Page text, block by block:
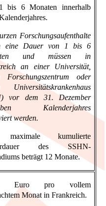
bis 6 Monaten innerhalb
Forschungsaufenthalte
eine Dauer von 1 bis 6
und müssen in
an einer Universität,
Forschungszentrum oder
Universitätskrankenhaus
vor dem 31. Dezember
Kalenderjahres
werden.
kumulierte
des SSHN-
beträgt 12 Monate.
Euro pro vollem
Monat in Frankreich.